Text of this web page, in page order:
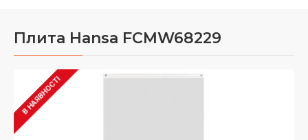
Плита Hansa FCMW68229
В НАЯВНОСТІ